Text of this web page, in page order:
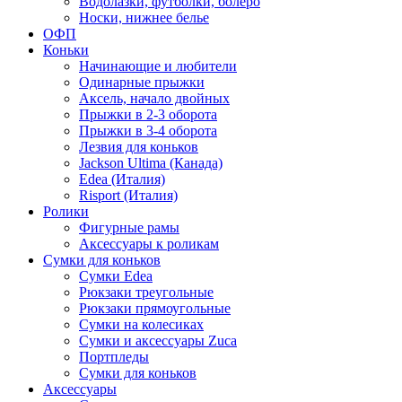
Носки, нижнее белье
ОФП
Коньки
Начинающие и любители
Одинарные прыжки
Аксель, начало двойных
Прыжки в 2-3 оборота
Прыжки в 3-4 оборота
Лезвия для коньков
Jackson Ultima (Канада)
Edea (Италия)
Risport (Италия)
Ролики
Фигурные рамы
Аксессуары к роликам
Сумки для коньков
Сумки Edea
Рюкзаки треугольные
Рюкзаки прямоугольные
Сумки на колесиках
Сумки и аксессуары Zuca
Портпледы
Сумки для коньков
Аксессуары